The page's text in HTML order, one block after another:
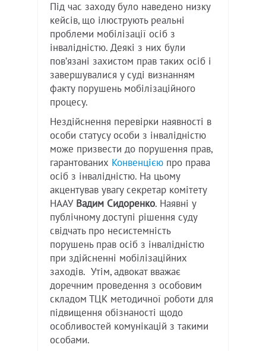
Під час заходу було наведено низку
кейсів, що ілюструють реальні
проблеми мобілізації осіб з
інвалідністю. Деякі з них були
повʼязані захистом прав таких осіб і
завершувалися у суді визнанням
факту порушень мобілізаційного
процесу.
Нездійснення перевірки наявності в
особи статусу особи з інвалідністю
може призвести до порушення прав,
гарантованих Конвенцією про права
осіб з інвалідністю. На цьому
акцентував увагу секретар комітету
НААУ Вадим Сидоренко. Наявні у
публічному доступі рішення суду
свідчать про несистемність
порушень прав осіб з інвалідністю
при здійсненні мобілізаційних
заходів. Утім, адвокат вважає
доречним проведення з особовим
складом ТЦК методичної роботи для
підвищення обізнаності щодо
особливостей комунікацій з такими
особами.